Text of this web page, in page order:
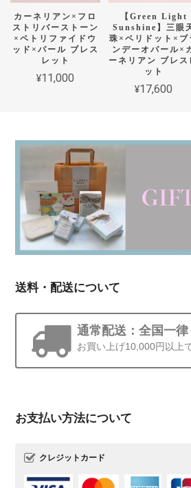
カーネリアン×フロ
ストリバーストーン
×ペトリファイドウ
ッド×パール ブレス
レット
¥11,000
【Green Light
Sunshine】三眼
珠×ペリドット×ブ
ンデーオパール×
ーネリアン ブレス
ット
¥17,600
送料・配送について
通常配送：全国一律
お買い上げ10,000円以上
お支払い方法について
クレジットカード